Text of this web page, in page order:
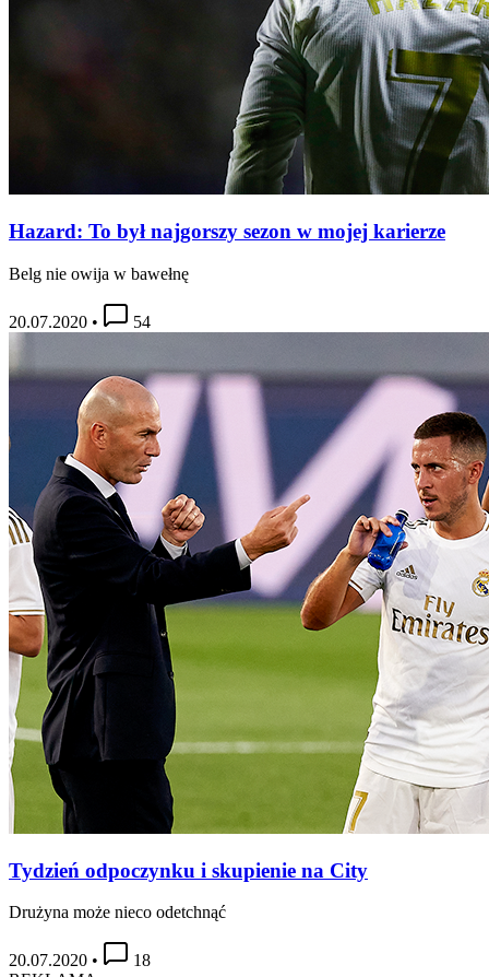
Hazard: To był najgorszy sezon w mojej karierze
Belg nie owija w bawełnę
20.07.2020 • 54
Tydzień odpoczynku i skupienie na City
Drużyna może nieco odetchnąć
20.07.2020 •
18